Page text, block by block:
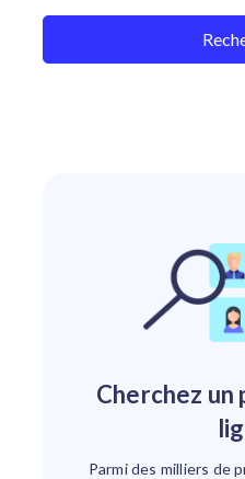
Cherchez un professeur en
Parmi des milliers de